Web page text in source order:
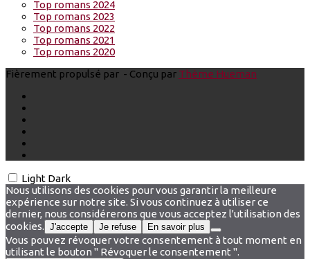
Top romans 2024
Top romans 2023
Top romans 2022
Top romans 2021
Top romans 2020
Fièrement propulsé par - Conçu par Thème Hueman
Light Dark
Nous utilisons des cookies pour vous garantir la meilleure
expérience sur notre site. Si vous continuez à utiliser ce
dernier, nous considérerons que vous acceptez l'utilisation des
cookies. J'accepte Je refuse En savoir plus
Vous pouvez révoquer votre consentement à tout moment en
utilisant le bouton " Révoquer le consentement ".